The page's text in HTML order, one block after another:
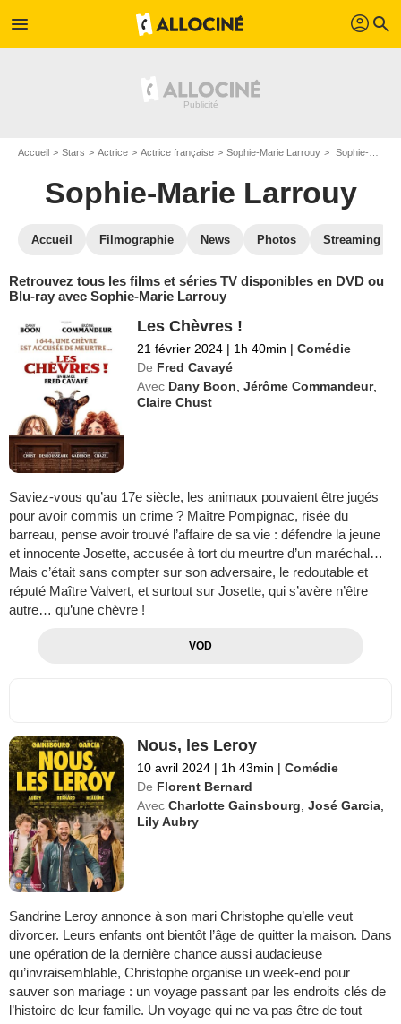
menu profil search
Accueil Stars Actrice Actrice française Sophie-Marie Larrouy Sophie-Marie Larrouy : ses Blu-Ray, DVD, VOD, SVOD
Sophie-Marie Larrouy
Accueil Filmographie News Photos Streaming
Retrouvez tous les films et séries TV disponibles en DVD ou
Blu-ray avec Sophie-Marie Larrouy
Les Chèvres !
21 février 2024 | 1h 40min | Comédie
De Fred Cavayé
Avec Dany Boon ,Jérôme Commandeur,
Claire Chust
Saviez-vous qu’au 17e siècle, les animaux pouvaient être jugés
pour avoir commis un crime ? Maître Pompignac, risée du
barreau, pense avoir trouvé l’affaire de sa vie : défendre la jeune
et innocente Josette, accusée à tort du meurtre d’un maréchal…
Mais c’était sans compter sur son adversaire, le redoutable et
réputé Maître Valvert, et surtout sur Josette, qui s’avère n’être
autre… qu’une chèvre !
VOD
Nous, les Leroy
10 avril 2024 | 1h 43min | Comédie
De Florent Bernard
Avec Charlotte Gainsbourg ,José Garcia
Lily Aubry
Sandrine Leroy annonce à son mari Christophe qu’elle veut
divorcer. Leurs enfants ont bientôt l’âge de quitter la maison. Dans
une opération de la dernière chance aussi audacieuse
qu’invraisemblable, Christophe organise un week-end pour
sauver son mariage : un voyage passant par les endroits clés de
l’histoire de leur famille. Un voyage qui ne va pas être de tout